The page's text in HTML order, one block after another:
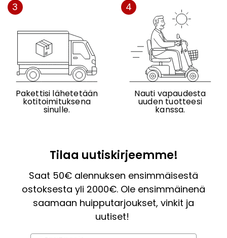
3
Pakettisi lähetetään
kotitoimituksena
sinulle.
4
Nauti vapaudesta
uuden tuotteesi
kanssa.
Tilaa uutiskirjeemme!
Saat 50€ alennuksen ensimmäisestä
ostoksesta yli 2000€. Ole ensimmäinenä
saamaan huipputarjoukset, vinkit ja
uutiset!